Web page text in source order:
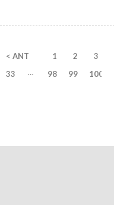
< ANT 1 2 3
33
… 98 99 100